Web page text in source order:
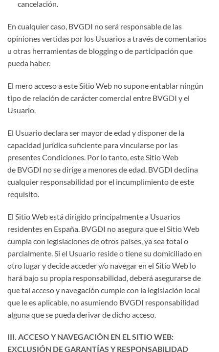
cancelación.
En cualquier caso, BVGDI no será responsable de las
opiniones vertidas por los Usuarios a través de comentarios
u otras herramientas de blogging o de participación que
pueda haber.
El mero acceso a este Sitio Web no supone entablar ningún
tipo de relación de carácter comercial entre BVGDI y el
Usuario.
El Usuario declara ser mayor de edad y disponer de la
capacidad jurídica suficiente para vincularse por las
presentes Condiciones. Por lo tanto, este Sitio Web
de BVGDI no se dirige a menores de edad. BVGDI declina
cualquier responsabilidad por el incumplimiento de este
requisito.
El Sitio Web está dirigido principalmente a Usuarios
residentes en España. BVGDI no asegura que el Sitio Web
cumpla con legislaciones de otros países, ya sea total o
parcialmente. Si el Usuario reside o tiene su domiciliado en
otro lugar y decide acceder y/o navegar en el Sitio Web lo
hará bajo su propia responsabilidad, deberá asegurarse de
que tal acceso y navegación cumple con la legislación local
que le es aplicable, no asumiendo BVGDI responsabilidad
alguna que se pueda derivar de dicho acceso.
III. ACCESO Y NAVEGACIÓN EN EL SITIO WEB:
EXCLUSIÓN DE GARANTÍAS Y RESPONSABILIDAD